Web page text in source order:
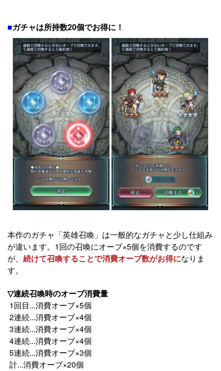
■ガチャは所持数20個でお得に！
本作のガチャ「英雄召喚」は一般的なガチャと少し仕組み
が違います。1回の召喚にオーブ×5個を消費するのです
が、 続けて召喚することで消費オーブ数がお得になりま
す。
▽連続召喚時のオーブ消費量
1回目...消費オーブ×5個
2連続...消費オーブ×4個
3連続...消費オーブ×4個
4連続...消費オーブ×4個
5連続...消費オーブ×3個
計...消費オーブ×20個